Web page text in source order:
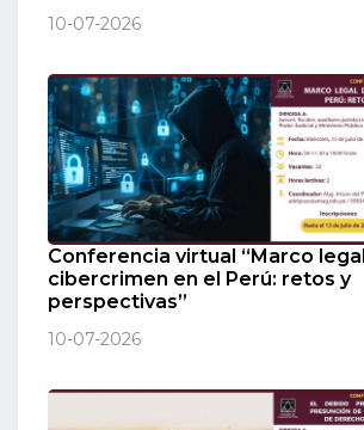
10-07-2026
Conferencia virtual “Marco
cibercrimen en el Perú: retos y
perspectivas”
10-07-2026